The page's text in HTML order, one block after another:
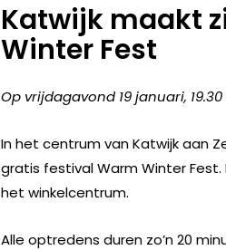
Katwijk maakt
Winter Fest
Op vrijdagavond 19 januari,
In het centrum van Katwijk aan
gratis festival Warm Winter Fest.
het winkelcentrum.
Alle optredens duren zo’n 20